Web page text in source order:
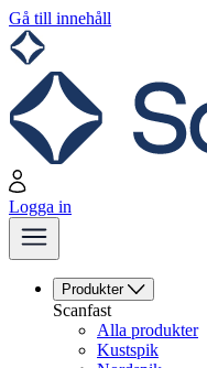
Gå till innehåll
Logga in
Produkter
Scanfast
Alla produkter
Kustspik